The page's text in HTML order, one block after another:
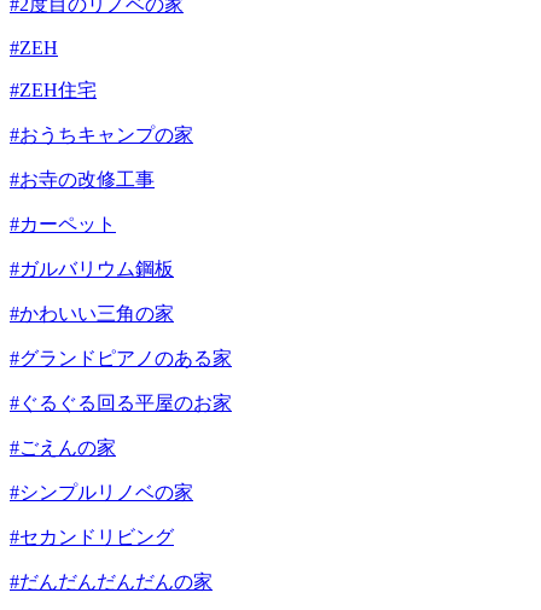
#2度目のリノベの家
#ZEH
#ZEH住宅
#おうちキャンプの家
#お寺の改修工事
#カーペット
#ガルバリウム鋼板
#かわいい三角の家
#グランドピアノのある家
#ぐるぐる回る平屋のお家
#ごえんの家
#シンプルリノベの家
#セカンドリビング
#だんだんだんだんの家